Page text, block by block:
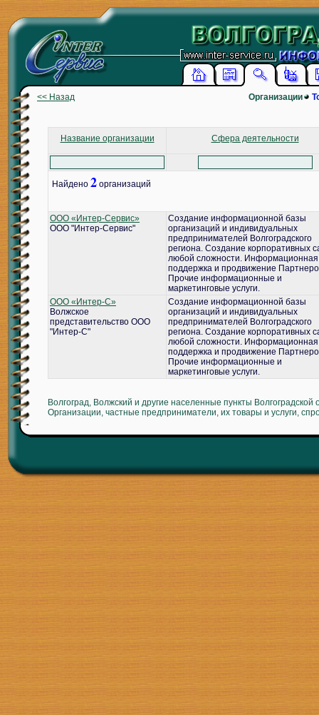
<< Назад Организации
Название организации Сфера деятельности
Найдено 2 организаций
ООО «Интер-Сервис»
ООО "Интер-Сервис"
Создание информационной базы
организаций и индивидуальных
предпринимателей Волгоградского
региона. Создание корпоративных
любой сложности. Информационная
поддержка и продвижение
Прочие информационные и
маркетинговые услуги.
ООО «Интер-С»
Волжское
представительство ООО
"Интер-С"
Создание информационной базы
организаций и индивидуальных
предпринимателей Волгоградского
региона. Создание корпоративных
любой сложности. Информационная
поддержка и продвижение
Прочие информационные и
маркетинговые услуги.
Волгоград, Волжский и другие населенные пункты Волгоградской
Организации, частные предприниматели, их товары и услуги,